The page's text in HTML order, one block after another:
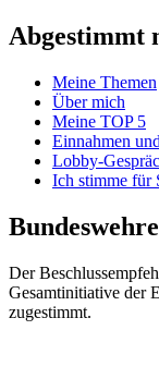
Abgestimmt
Meine Themen
Über mich
Meine TOP 5
Einnahmen
Lobby-
Ich stimme für
Der
Gesamtinitiative der
zugestimmt.